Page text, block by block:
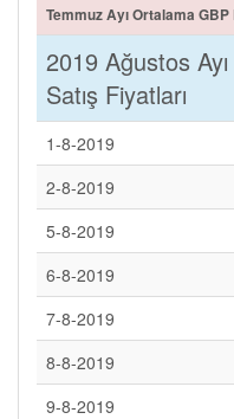
Temmuz Ayı Ortalama GBP
2019 Ağustos
Satış Fiyatları
1-8-2019
2-8-2019
5-8-2019
6-8-2019
7-8-2019
8-8-2019
9-8-2019